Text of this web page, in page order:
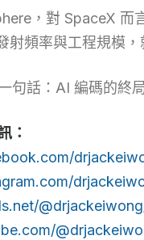
，對 SpaceX 而
射頻率與工程規模
句話：AI 編碼的終
：